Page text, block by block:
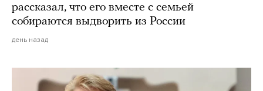
рассказал, что его вместе с семьей
собираются выдворить из России
день назад